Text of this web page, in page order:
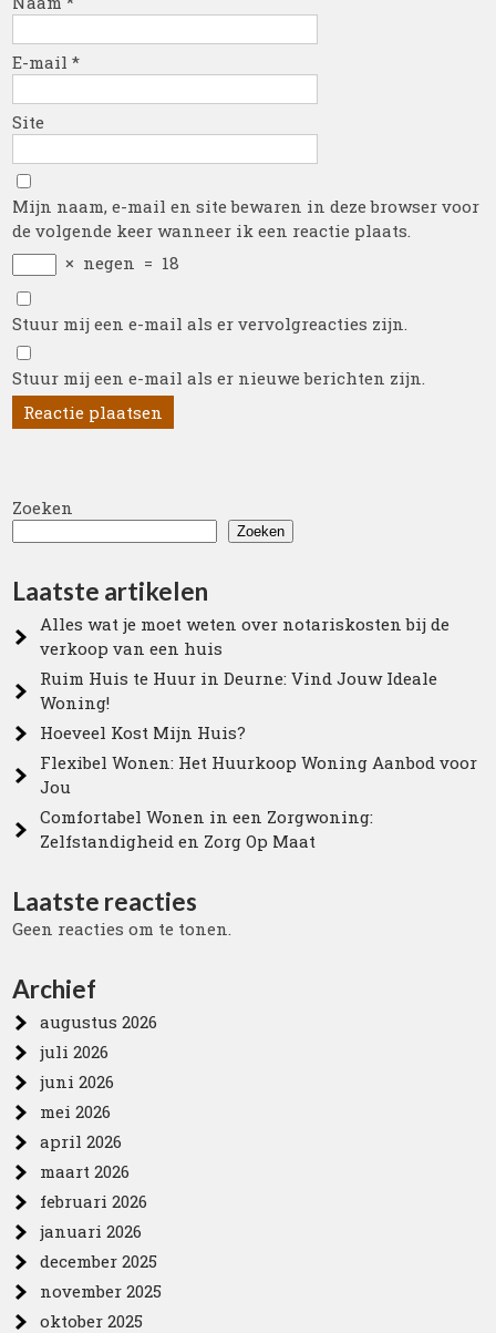
E-mail*
Site
Mijn naam, e-mail en site bewaren in deze browser voor
de volgende keer wanneer ik een reactie plaats.
× negen = 18
Stuur mij een e-mail als er vervolgreacties zijn.
Stuur mij een e-mail als er nieuwe berichten zijn.
Zoeken
Zoeken
Laatste artikelen
Alles wat je moet weten over notariskosten bij de
verkoop van een huis
Ruim Huis te Huur in Deurne: Vind Jouw Ideale
Woning!
Hoeveel Kost Mijn Huis?
Flexibel Wonen: Het Huurkoop Woning Aanbod voor
Jou
Comfortabel Wonen in een Zorgwoning:
Zelfstandigheid en Zorg Op Maat
Laatste reacties
Geen reacties om te tonen.
Archief
augustus 2026
juli 2026
juni 2026
mei 2026
april 2026
maart 2026
februari 2026
januari 2026
december 2025
november 2025
oktober 2025